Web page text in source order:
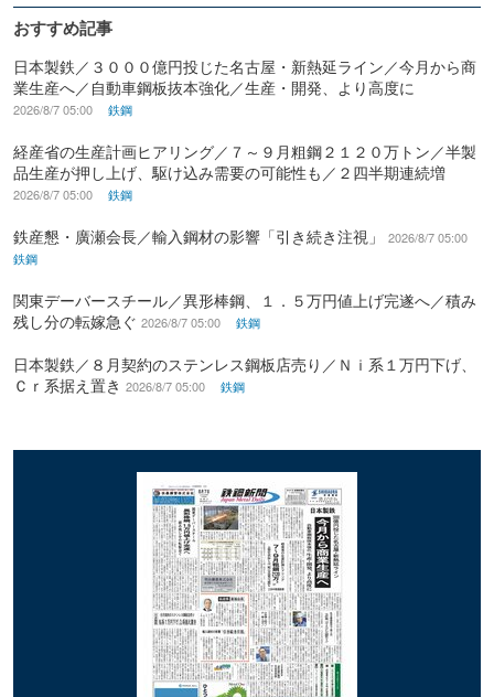
おすすめ記事
日本製鉄／３０００億円投じた名古屋・新熱延ライン／今月から商
業生産へ／自動車鋼板抜本強化／生産・開発、より高度に
2026/8/7 05:00 鉄鋼
経産省の生産計画ヒアリング／７～９月粗鋼２１２０万トン／半製
品生産が押し上げ、駆け込み需要の可能性も／２四半期連続増
2026/8/7 05:00 鉄鋼
鉄産懇・廣瀬会長／輸入鋼材の影響「引き続き注視」
2026/8/7 05:00
鉄鋼
関東デーバースチール／異形棒鋼、１．５万円値上げ完遂へ／積み
残し分の転嫁急ぐ 2026/8/7 05:00 鉄鋼
日本製鉄／８月契約のステンレス鋼板店売り／Ｎｉ系１万円下げ、
Ｃｒ系据え置き 2026/8/7 05:00 鉄鋼